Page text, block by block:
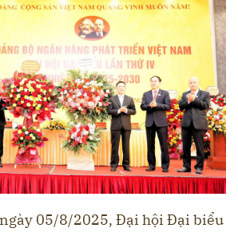
05/8/2025, Đại hội Đại biểu